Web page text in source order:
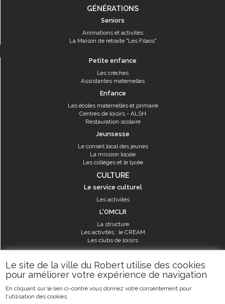
Le site de la ville du Robert utilise des cookies
pour améliorer votre expérience de navigation
En cliquant sur le lien ci-contre vous donnez votre consentement pour
l'utilisation des cookies.
GÉNÉRATIONS
Seniors
Animations et activités
La Maison de retraite "Les Filaos"
Petite enfance
Les crèches
Assistantes maternelles
Enfance
Les écoles maternelles et primaire
Centres de loisirs - ALSH
Restauration scolaire
Jeunsesse
Le conseil local des jeunes
La mission locale
Les collèges et le lycée
CULTURE
Le service culturel
Les activités
L'OMCLR
La structure
Les activités : le CREAM
Les clubs de loisirs
SPORT
Les équipements sportifs
Les aménagements municipaux
Les activités